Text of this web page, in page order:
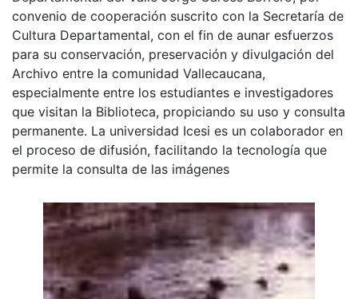
convenio de cooperación suscrito con la Secretaría de
Cultura Departamental, con el fin de aunar esfuerzos
para su conservación, preservación y divulgación del
Archivo entre la comunidad Vallecaucana,
especialmente entre los estudiantes e investigadores
que visitan la Biblioteca, propiciando su uso y consulta
permanente. La universidad Icesi es un colaborador en
el proceso de difusión, facilitando la tecnología que
permite la consulta de las imágenes